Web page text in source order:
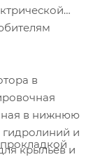
в
в нижнюю
гидролиний и
крыльев и